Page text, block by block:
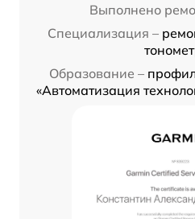
Выполнено
Специализация –
Образование –
«Автоматизация